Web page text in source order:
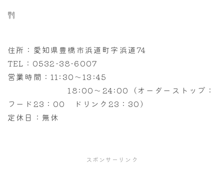
住所：愛知県豊橋市浜道町字浜道74
TEL：0532-38-6007
営業時間：11:30～13:45
18:00～24:00（オーダーストップ：
フード23：00 ドリンク23：30）
定休日：無休
スポンサーリンク